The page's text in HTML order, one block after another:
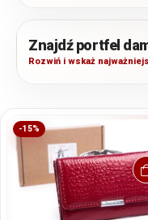
Znajdź portfel
Rozwiń i wskaż
-15%